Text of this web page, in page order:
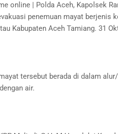
online | Polda Aceh, Kapolsek
penemuan mayat berjenis
Kabupaten Aceh Tamiang. 31
tersebut berada di dalam
air.